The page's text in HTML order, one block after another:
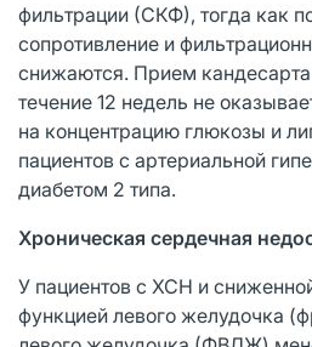
фильтрации (СКФ), тогда как
сопротивление и
снижаются. Прием
течение 12 недель не
на концентрацию глюкозы и
пациентов с артериальной
диабетом 2 типа.
Хроническая сердечная
У пациентов с ХСН и
функцией левого желудочка